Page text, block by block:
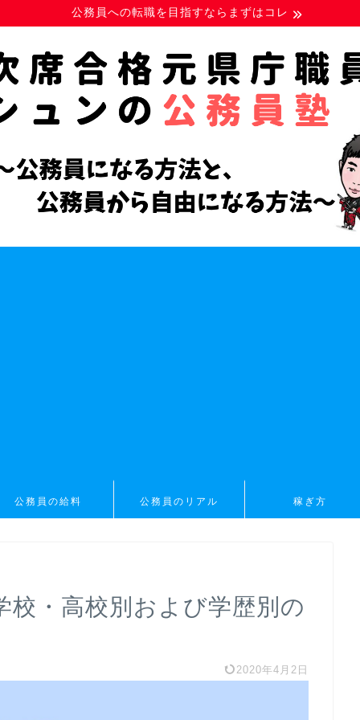
公務員への転職を目指すならまずはコレ
公務員の給料 公務員のリアル 稼ぎ方
校・高校別および学歴別の
2020年4月2日